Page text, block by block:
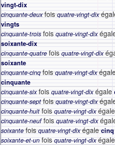
vingt-dix
cinquante-deuxfoisquatre-vingt-dix
vingts
cinquante-trois fois quatre-vingt-dix
soixante-dix
cinquante-quatre fois quatre-vingt-dix
soixante
cinquante-cinqfoisquatre-vingt-dix
cinquante
cinquante-sixfois quatre-vingt-dixégale
cinquante-septfoisquatre-vingt-dix
cinquante-huit fois quatre-vingt-dixégale
cinquante-neuffois quatre-vingt-dix
soixantefoisquatre-vingt-dixégale
soixante-et-un fois quatre-vingt-dixégale